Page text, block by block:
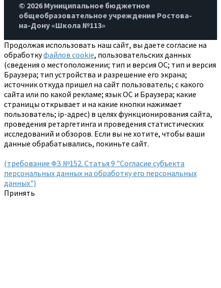
© 2026 Муниципальное бюджетное
общеобразовательное учреждение Ростова-
на-Дону «Школа №113»
Продолжая использовать наш сайт, вы даете согласие на
обработкуфайлов cookie, пользовательских данных
(сведения о местоположении; тип и версия ОС; тип и версия
Браузера; тип устройства и разрешение его экрана;
источник откуда пришел на сайт пользователь; с какого
сайта или по какой рекламе; язык ОС и Браузера; какие
страницы открывает и на какие кнопки нажимает
пользователь; ip-адрес) в целях функционирования сайта,
проведения ретаргетинга и проведения статистических
исследований и обзоров. Если вы не хотите, чтобы ваши
данные обрабатывались, покиньте сайт.
(требование ФЗ №152. Статья 9 "Согласие субъекта
персональных данных на обработку его персональных
данных")
Принять